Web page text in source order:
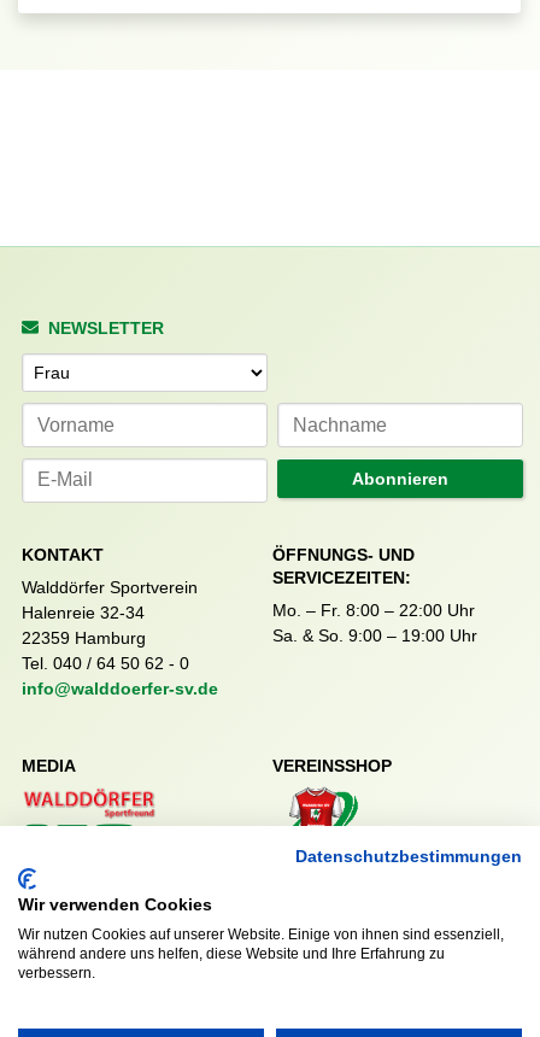
NEWSLETTER
Anrede
Abonnieren
KONTAKT
Walddörfer Sportverein
Halenreie 32-34
22359 Hamburg
Tel. 040 / 64 50 62 - 0
info@walddoerfer-sv.de
ÖFFNUNGS- UND
SERVICEZEITEN:
Mo. – Fr. 8:00 – 22:00 Uhr
Sa. & So. 9:00 – 19:00 Uhr
MEDIA VEREINSSHOP
RECHTLICHES
Impressum
Datenschutzbestimmungen
Wir verwenden Cookies
Wir nutzen Cookies auf unserer Website. Einige von ihnen sind essenziell,
während andere uns helfen, diese Website und Ihre Erfahrung zu
verbessern.